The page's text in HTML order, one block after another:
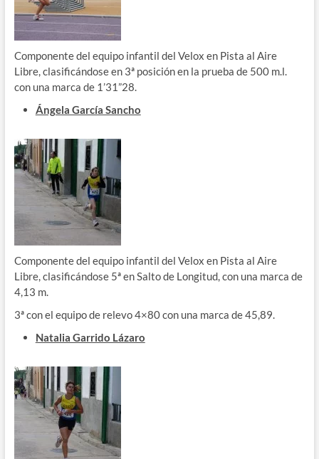
Componente del equipo infantil del Velox en Pista al Aire
Libre, clasificándose en 3ª posición en la prueba de 500 m.l.
con una marca de 1’31”28.
Ángela García Sancho
Componente del equipo infantil del Velox en Pista al Aire
Libre, clasificándose 5ª en Salto de Longitud, con una marca de
4,13 m.
3ª con el equipo de relevo 4×80 con una marca de 45,89.
Natalia Garrido Lázaro